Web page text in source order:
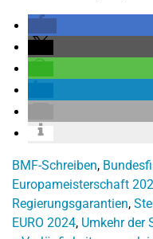
BMF-Schreiben,
Europameisterschaft
Regierungsgarantien,
EURO 2024, Umkehr der